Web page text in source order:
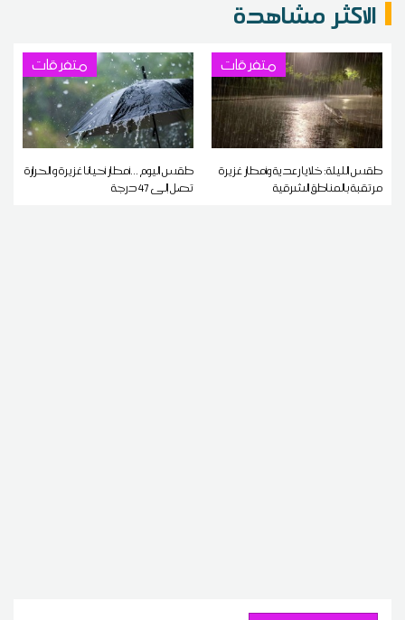
الاكثر مشاهدة
متفرقات
طقس الليلة: خلايا رعدية وأمطار غزيرة
مرتقبة بالمناطق الشرقية
متفرقات
طقس اليوم ...أمطار أحيانا غزيرة و الحرارة
تصل إلى 47 درجة